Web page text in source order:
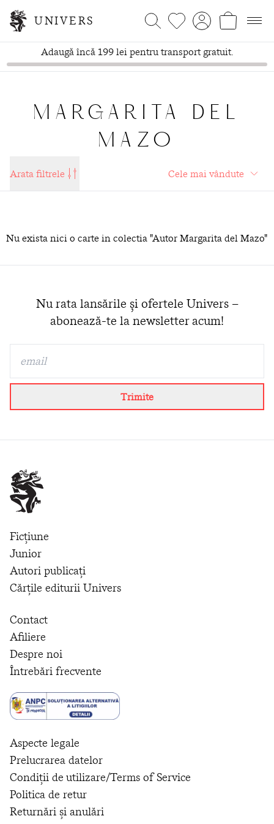
UNIVERS
Adaugă încă 199 lei pentru transport gratuit.
MARGARITA DEL
MAZO
Arata filtrele
Nu exista nici o carte in colectia "Autor Margarita del Mazo"
Nu rata lansările și ofertele Univers –
abonează-te la newsletter acum!
Trimite
Ficțiune
Junior
Autori publicați
Cărțile editurii Univers
Contact
Afiliere
Despre noi
Întrebări frecvente
Aspecte legale
Prelucrarea datelor
Condiții de utilizare/Terms of Service
Politica de retur
Returnări și anulări